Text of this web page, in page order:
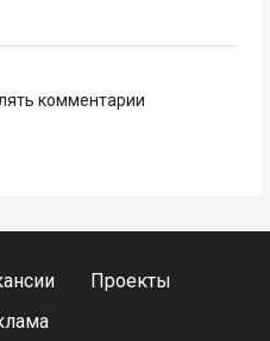
комментарии
Проекты